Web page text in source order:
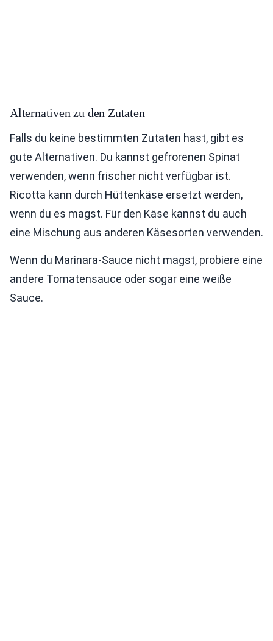
Alternativen zu den Zutaten
Falls du keine bestimmten Zutaten hast, gibt es
gute Alternativen. Du kannst gefrorenen Spinat
verwenden, wenn frischer nicht verfügbar ist.
Ricotta kann durch Hüttenkäse ersetzt werden,
wenn du es magst. Für den Käse kannst du auch
eine Mischung aus anderen Käsesorten verwenden.
Wenn du Marinara-Sauce nicht magst, probiere eine
andere Tomatensauce oder sogar eine weiße
Sauce.